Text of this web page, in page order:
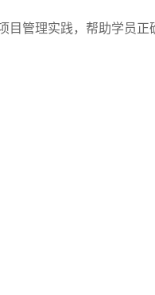
管理实践，帮助学员正